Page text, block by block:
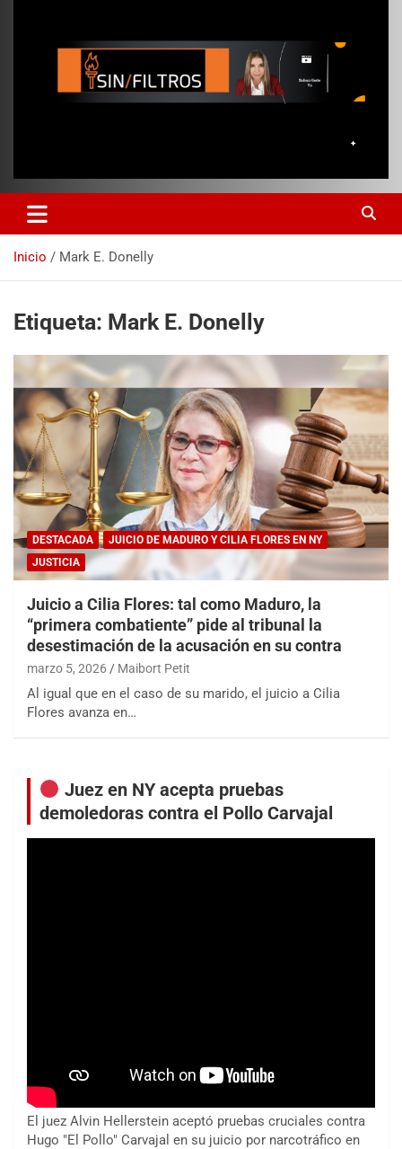
Inicio Mark E. Donelly
Etiqueta: Mark E. Donelly
DESTACADA
JUICIO DE MADURO Y CILIA FLORES EN NY
JUSTICIA
Juicio a Cilia Flores: tal como Maduro, la
“primera combatiente” pide al tribunal la
desestimación de la acusación en su contra
marzo 5, 2026 Maibort Petit
Al igual que en el caso de su marido, el juicio a Cilia
Flores avanza en…
Juez en NY acepta pruebas
demoledoras contra el Pollo Carvajal
El juez Alvin Hellerstein aceptó pruebas cruciales contra
Hugo "El Pollo" Carvajal en su juicio por narcotráfico en